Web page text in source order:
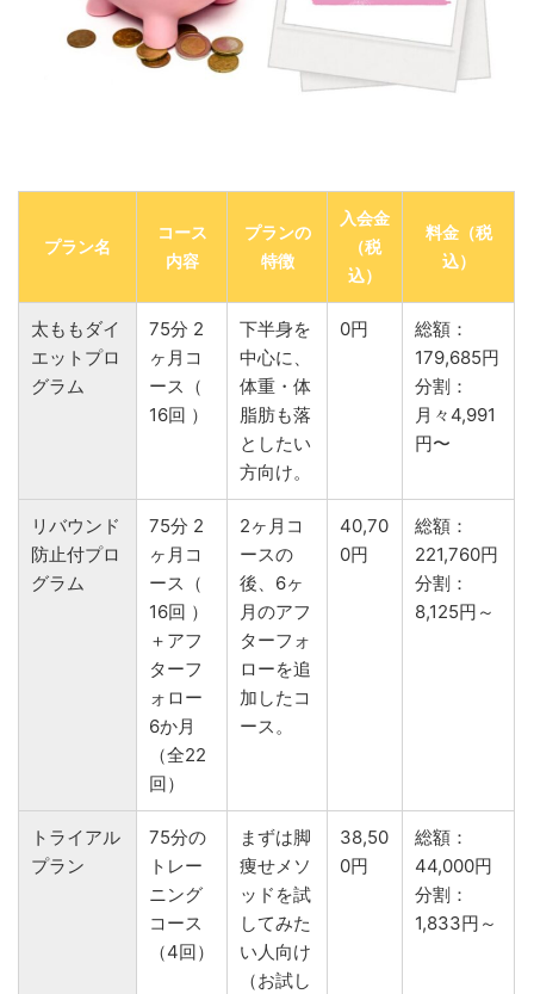
プラン名
コース
内容
プランの
特徴
入会金
（税
込）
料金（税
込）
太ももダイ
エットプロ
グラム
75分 2
ヶ月コ
ース（
16回 ）
下半身を
中心に、
体重・体
脂肪も落
としたい
方向け。
0円
総額：
179,685円
分割：
月々4,991
円〜
リバウンド
防止付プロ
グラム
75分 2
ヶ月コ
ース（
16回 ）
＋アフ
ターフ
ォロー
6か月
（全22
回）
2ヶ月コ
ースの
後、6ヶ
月のアフ
ターフォ
ローを追
加したコ
ース。
40,70
0円
総額：
221,760円
分割：
8,125円～
トライアル
プラン
75分の
トレー
ニング
コース
（4回）
まずは脚
痩せメソ
ッドを試
してみた
い人向け
（お試し
38,50
0円
総額：
44,000円
分割：
1,833円～